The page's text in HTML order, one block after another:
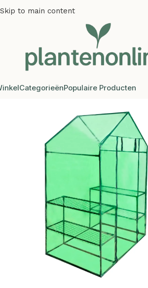
Skip to main content
CategorieënPopulaire Producten
Kunstplanten